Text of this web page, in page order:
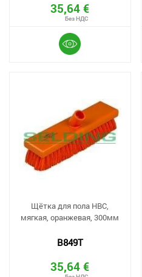
35,64 €
Щётка для пола HBC,
мягкая, оранжевая, 300мм
B849T
35,64 €